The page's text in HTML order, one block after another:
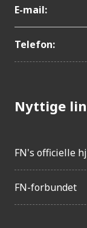
E-mail:
Telefon:
Nyttige
FN's officielle
FN-forbundet